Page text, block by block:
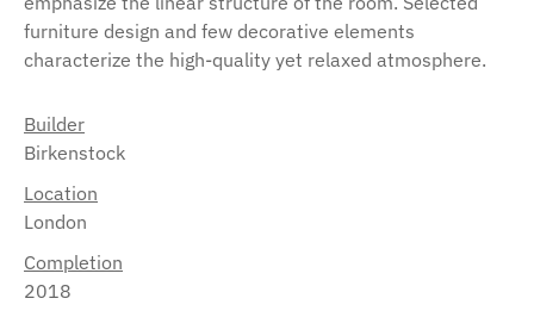
furniture design and few decorative elements
characterize the high-quality yet relaxed atmosphere.
Builder
Birkenstock
Location
London
Completion
2018